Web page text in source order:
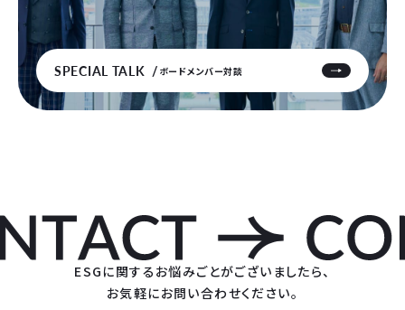
SPECIAL TALK ボードメンバー対談
ESGに関するお悩みごとがございましたら、
お気軽にお問い合わせください。